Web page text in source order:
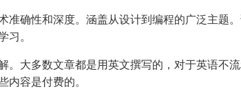
准确性和深度。涵盖从设计到编程的广泛主题
习。
。大多数文章都是用英文撰写的，对于英语不
内容是付费的。